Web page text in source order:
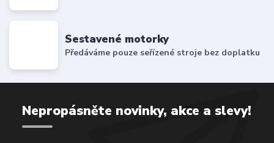
Sestavené motorky
Předáváme pouze seřízené stroje bez doplatku
Nepropásněte novinky, akce a slevy!